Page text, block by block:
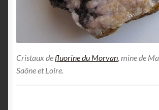
Cristaux defluorine du Morvan, mine de
Saône et Loire.